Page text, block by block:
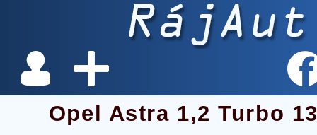
Opel Astra 1,2 Turbo